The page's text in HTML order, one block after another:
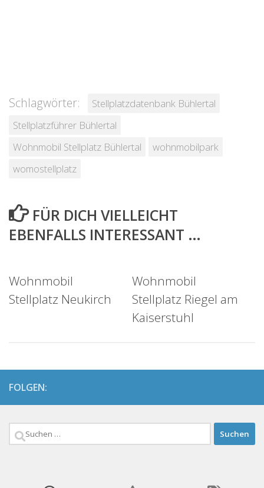
Schlagwörter:
Stellplatzdatenbank Bühlertal
Stellplatzführer Bühlertal
Wohnmobil Stellplatz Bühlertal
wohnmobilpark
womostellplatz
FÜR DICH VIELLEICHT
EBENFALLS INTERESSANT …
Wohnmobil
Stellplatz Neukirch
Wohnmobil
Stellplatz Riegel am
Kaiserstuhl
FOLGEN:
Suchen